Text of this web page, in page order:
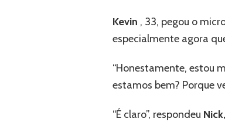
Kevin , 33, pegou o
especialmente agora
“Honestamente, estou
estamos bem? Porque
“É claro”, respondeu Nick,